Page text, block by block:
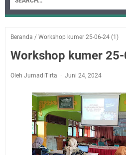
Beranda / Workshop kumer 25-06-24 (1)
Workshop kumer
Oleh JumadiTirta Juni 24, 2024